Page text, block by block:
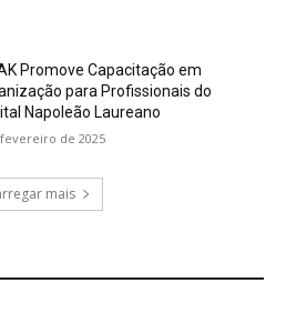
Promove Capacitação em
para Profissionais do
Napoleão Laureano
de 2025
mais